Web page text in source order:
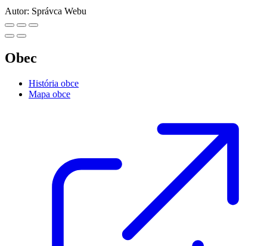
Autor: Správca Webu
Obec
História obce
Mapa obce